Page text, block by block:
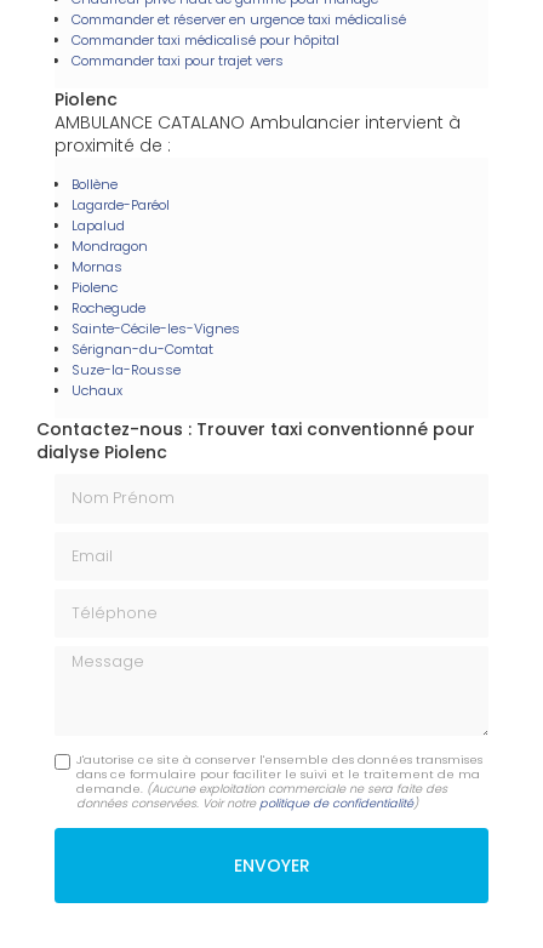
Commander et réserver en urgence taxi médicalisé
Commander taxi médicalisé pour hôpital
Commander taxi pour trajet vers
Piolenc
AMBULANCE CATALANO Ambulancier intervient à
proximité de :
Bollène
Lagarde-Paréol
Lapalud
Mondragon
Mornas
Piolenc
Rochegude
Sainte-Cécile-les-Vignes
Sérignan-du-Comtat
Suze-la-Rousse
Uchaux
Contactez-nous : Trouver taxi conventionné pour
dialyse Piolenc
Message
J'autorise ce site à conserver l'ensemble des données transmises
dans ce formulaire pour faciliter le suivi et le traitement de ma
demande. (Aucune exploitation commerciale ne sera faite des
données conservées. Voir notrepolitique de confidentialité)